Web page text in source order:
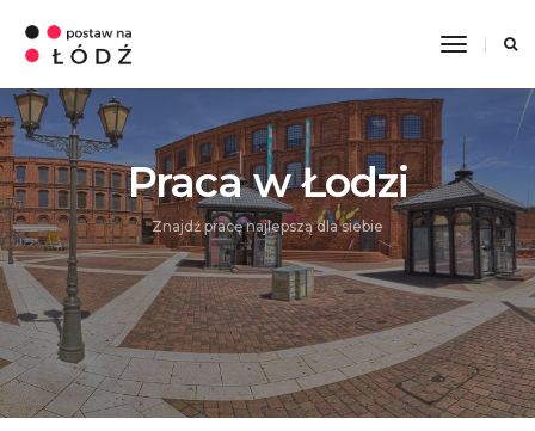
Toggle
Praca w Łodzi
Znajdź pracę najlepszą dla siebie